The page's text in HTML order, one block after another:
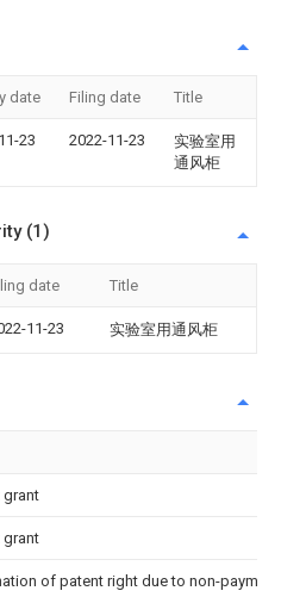
date Filing date Title
23 2022-11-23
实验室用
通风柜
(1)
date Title
11-23 实验室用通风柜
grant
grant
of patent right due to non-